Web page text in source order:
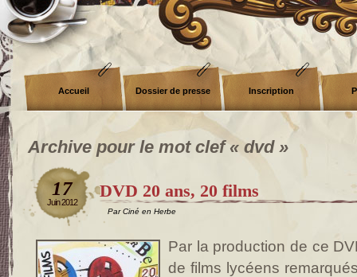
Accueil Dossier de presse Inscription
Archive pour le mot clef « dvd »
17
Juin 2012
DVD 20 ans, 20 films
Par Ciné en Herbe
Par la production de ce
de films lycéens